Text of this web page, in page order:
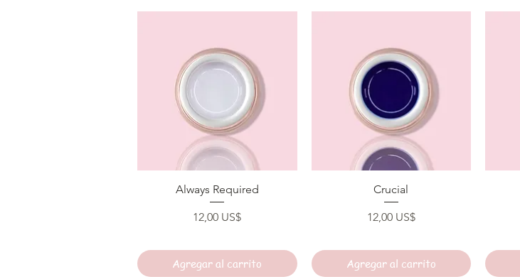
Vista rápida
Always Required
Precio
12,00 US$
Agregar al carrito
Vista rápida
Crucial
Precio
12,00 US$
Agregar al carrito